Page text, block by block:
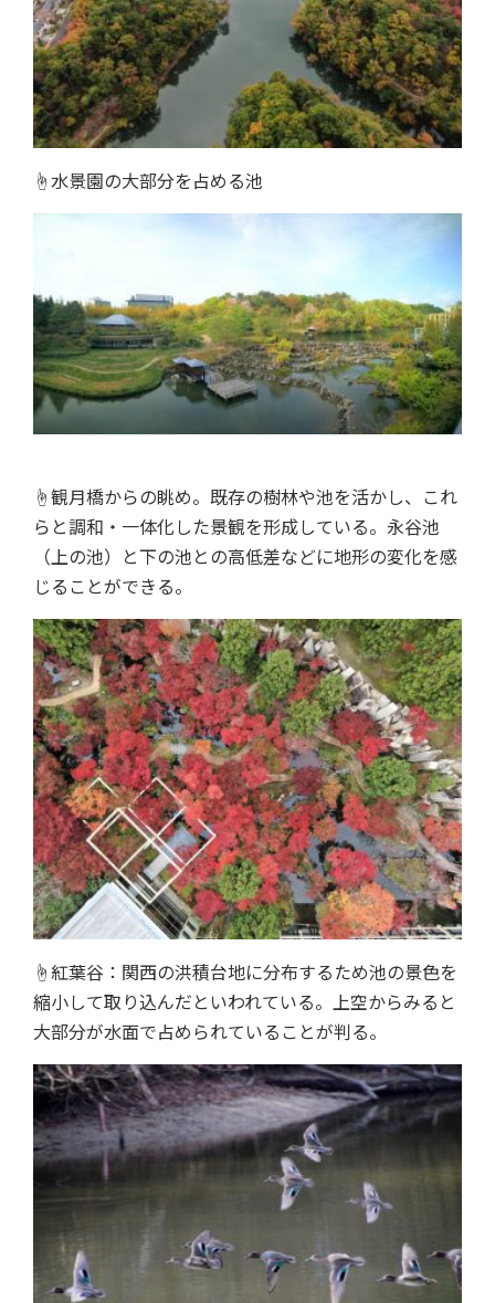
☝水景園の大部分を占める池
☝観月橋からの眺め。既存の樹林や池を活かし、これ
らと調和・一体化した景観を形成している。永谷池
（上の池）と下の池との高低差などに地形の変化を感
じることができる。
☝紅葉谷：関西の洪積台地に分布するため池の景色を
縮小して取り込んだといわれている。上空からみると
大部分が水面で占められていることが判る。